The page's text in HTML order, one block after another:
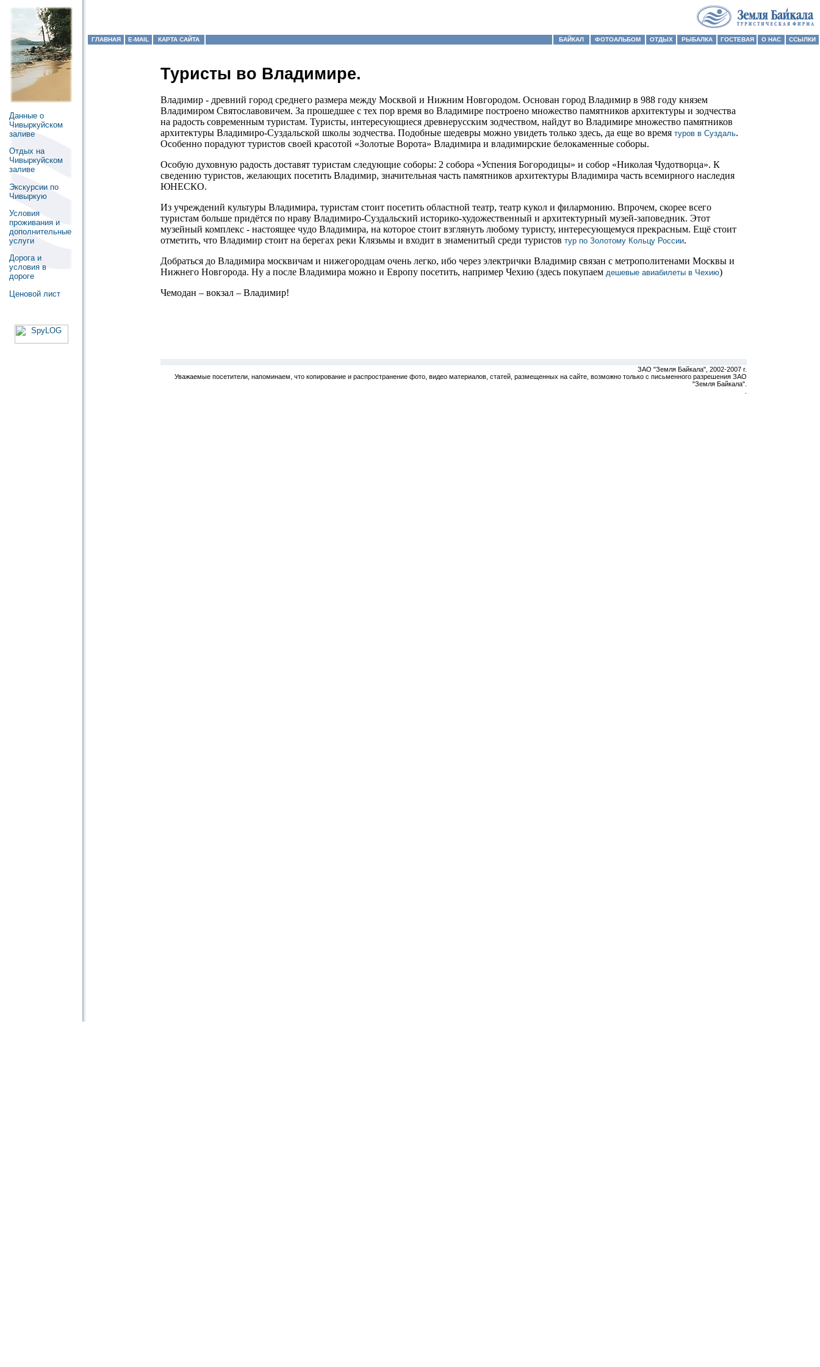
Данные о
Чивыркуйском
заливе
Отдых на
Чивыркуйском
заливе
Экскурсии по
Чивыркую
Условия
проживания и
дополнительные
услуги
Дорога и
условия в
дороге
Ценовой лист
ГЛАВНАЯ E-MAIL КАРТА САЙТА БАЙКАЛ ФОТОАЛЬБОМ ОТДЫХ РЫБАЛКА ГОСТЕВАЯ О НАС ССЫЛКИ
Туристы во Владимире.
Владимир - древний город среднего размера между Москвой и Нижним Новгородом. Основан город Владимир в 988 году князем
Владимиром Святославовичем. За прошедшее с тех пор время во Владимире построено множество памятников архитектуры и зодчества
на радость современным туристам. Туристы, интересующиеся древнерусским зодчеством, найдут во Владимире множество памятников
архитектуры Владимиро-Суздальской школы зодчества. Подобные шедевры можно увидеть только здесь, да еще во время туров в Суздаль.
Особенно порадуют туристов своей красотой «Золотые Ворота» Владимира и владимирские белокаменные соборы.
Особую духовную радость доставят туристам следующие соборы: 2 собора «Успения Богородицы» и собор «Николая Чудотворца». К
сведению туристов, желающих посетить Владимир, значительная часть памятников архитектуры Владимира часть всемирного наследия
ЮНЕСКО.
Из учреждений культуры Владимира, туристам стоит посетить областной театр, театр кукол и филармонию. Впрочем, скорее всего
туристам больше придётся по нраву Владимиро-Суздальский историко-художественный и архитектурный музей-заповедник. Этот
музейный комплекс - настоящее чудо Владимира, на которое стоит взглянуть любому туристу, интересующемуся прекрасным. Ещё стоит
отметить, что Владимир стоит на берегах реки Клязьмы и входит в знаменитый среди туристов тур по Золотому Кольцу России.
Добраться до Владимира москвичам и нижегородцам очень легко, ибо через электрички Владимир связан с метрополитенами Москвы и
Нижнего Новгорода. Ну а после Владимира можно и Европу посетить, например Чехию (здесь покупаем дешевые авиабилеты в Чехию)
Чемодан – вокзал – Владимир!
ЗАО "Земля Байкала", 2002-2007 г.
Уважаемые посетители, напоминаем, что копирование и распространение фото, видео материалов, статей, размещенных на сайте, возможно только с письменного разрешения ЗАО
"Земля Байкала".